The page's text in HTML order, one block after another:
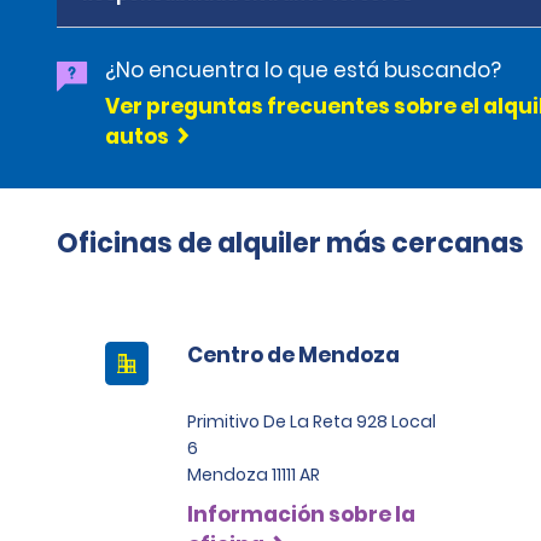
¿No encuentra lo que está buscando?
Ver preguntas frecuentes sobre el
autos
Oficinas de alquiler más cercanas
Centro de Mendoza
Primitivo De La Reta 928 Local
6
Mendoza 11111 AR
Información sobre la